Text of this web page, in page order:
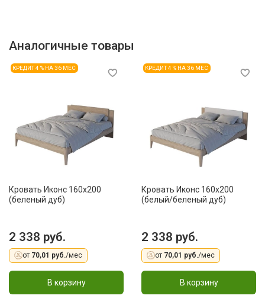
Аналогичные товары
КРЕДИТ 4 % НА 36 МЕС
Кровать Иконс 160x200
(беленый дуб)
2 338 руб.
от 70,01 руб./мес
В корзину
КРЕДИТ 4 % НА 36 МЕС
Кровать Иконс 160x200
(белый/беленый дуб)
2 338 руб.
от 70,01 руб./мес
В корзину